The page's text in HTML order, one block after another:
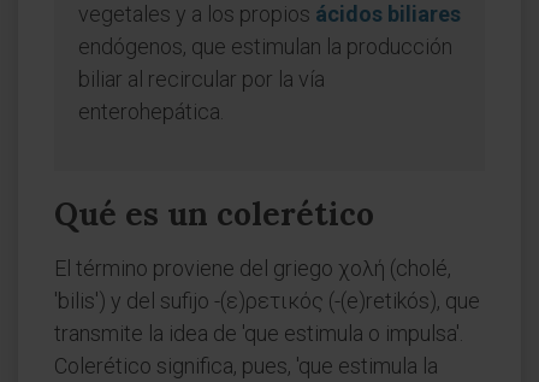
vegetales y a los propios ácidos biliares
endógenos, que estimulan la producción
biliar al recircular por la vía
enterohepática.
Qué es un colerético
El término proviene del griego χολή (cholé,
'bilis') y del sufijo -(ε)ρετικός (-(e)retikós), que
transmite la idea de 'que estimula o impulsa'.
Colerético significa, pues, 'que estimula la